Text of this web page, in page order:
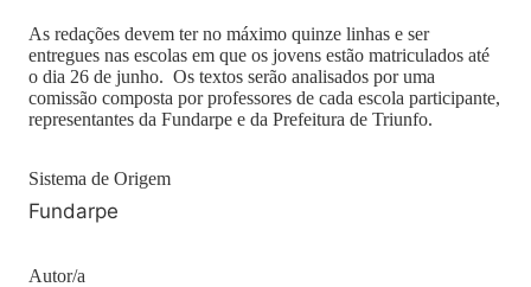
As redações devem ter no máximo quinze linhas e ser
entregues nas escolas em que os jovens estão matriculados até
o dia 26 de junho. Os textos serão analisados por uma
comissão composta por professores de cada escola participante,
representantes da Fundarpe e da Prefeitura de Triunfo.
Sistema de Origem
Fundarpe
Autor/a